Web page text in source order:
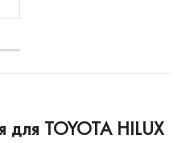
TOYOTA HILUX